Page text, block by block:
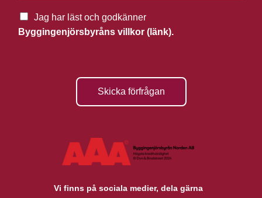
Jag har läst och godkänner
Byggingenjörsbyråns villkor (länk).
Skicka förfrågan
Vi finns på sociala medier, dela gärna